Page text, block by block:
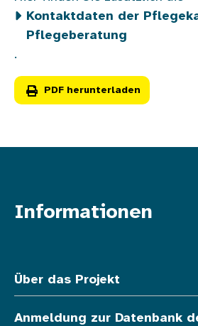
Kontaktdaten der
Pflegeberatung
.
PDF herunterladen
Informationen
Über das Projekt
Anmeldung zur Datenbank